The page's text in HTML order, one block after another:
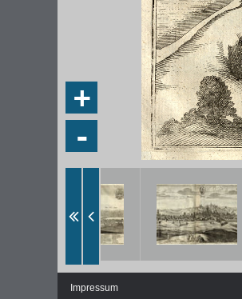
DIE NATIONALVERSAMMLUNG
PAULSKIRCHE 1848
Details und Debatten
Politische Ziele der Fraktionen
+
-
Impressum